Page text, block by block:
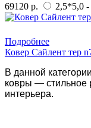
69120 р.
2,5*5,0 -
Подробнее
Ковер Сайлент тер
В данной
ковры — стильное
интерьера.